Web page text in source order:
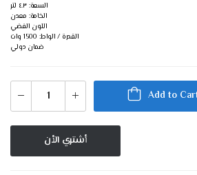
السعة: ٤.٣ لتر
الخامة: معدن
اللون الفضي
القدرة / الواط: 1500 وات
ضمان دولي
Add to
أشتري الأن